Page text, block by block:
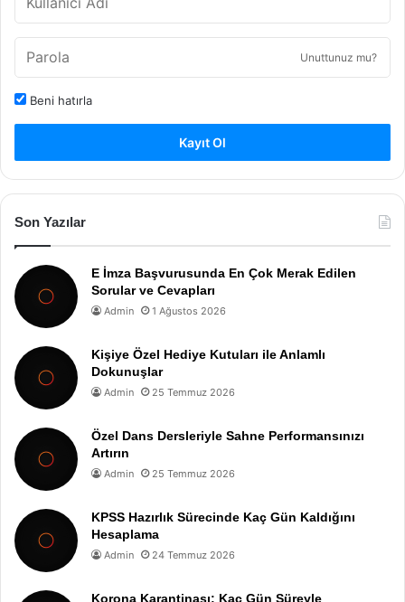
Unuttunuz mu?
Beni hatırla
Kayıt Ol
Son Yazılar
E İmza Başvurusunda En Çok Merak Edilen
Sorular ve Cevapları
Admin 1 Ağustos 2026
Kişiye Özel Hediye Kutuları ile Anlamlı
Dokunuşlar
Admin 25 Temmuz 2026
Özel Dans Dersleriyle Sahne Performansınızı
Artırın
Admin 25 Temmuz 2026
KPSS Hazırlık Sürecinde Kaç Gün Kaldığını
Hesaplama
Admin 24 Temmuz 2026
Korona Karantinası: Kaç Gün Süreyle